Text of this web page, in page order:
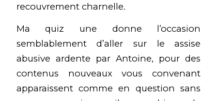
recouvrement charnelle.
Ma quiz une donne l’occasion
semblablement d’aller sur le assise
abusive ardente par Antoine, pour des
contenus nouveaux vous convenant
apparaissent comme en question sans